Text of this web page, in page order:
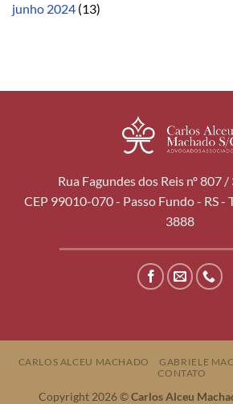
junho 2024 (13)
Rua Fagundes dos Reis nº 807
CEP 99010-070 - Passo Fundo - RS -
3888
CARLOS ALCEU MACHADO GABRIELE
CONTATO
Copyright 2026 ©Carlos Alceu